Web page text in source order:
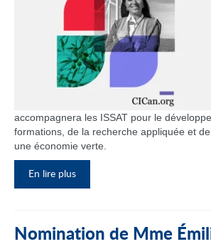
accompagnera les ISSAT pour le
formations, de la recherche appliquée et
une économie verte.
En lire plus
Nomination de Mme